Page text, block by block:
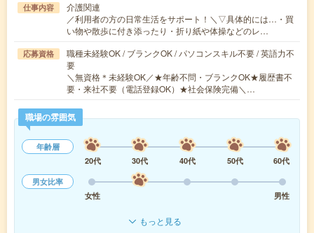
仕事内容
介護関連
／利用者の方の日常生活をサポート！＼▽具体的には…・買
い物や散歩に付き添ったり・折り紙や体操などのレ…
応募資格
職種未経験OK / ブランクOK / パソコンスキル不要 / 英語力不
要
＼無資格＊未経験OK／★年齢不問・ブランクOK★履歴書不
要・来社不要（電話登録OK）★社会保険完備＼…
職場の雰囲気
年齢層
20代
30代 40代 50代
60代
男女比率
女性
男性
もっと見る